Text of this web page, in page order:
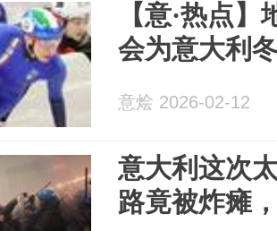
【意·热点
会为意大利
意烩 2026-02-12
意大利这次
路竟被炸瘫